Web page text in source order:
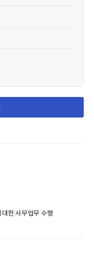
한 사무업무 수행